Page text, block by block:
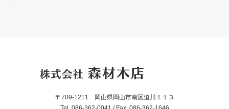
.
〒709-1211 岡山県岡山市南区迫川１１３